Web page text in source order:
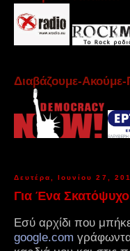
Διαβάζουμε-
Δευτέρα, Ιουνίου 27,
Για Ένα
Εσύ αρχίδι που
google.com